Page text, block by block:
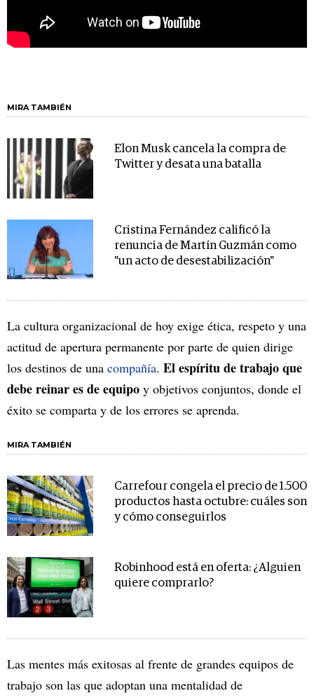
MIRA TAMBIÉN
Elon Musk cancela la compra de
Twitter y desata una batalla
Cristina Fernández calificó la
renuncia de Martín Guzmán como
"un acto de desestabilización"
La cultura organizacional de hoy exige ética, respeto y una
actitud de apertura permanente por parte de quien dirige
los destinos de una compañía. El espíritu de trabajo que
debe reinar es de equipo y objetivos conjuntos, donde el
éxito se comparta y de los errores se aprenda.
MIRA TAMBIÉN
Carrefour congela el precio de 1.500
productos hasta octubre: cuáles son
y cómo conseguirlos
Robinhood está en oferta: ¿Alguien
quiere comprarlo?
Las mentes más exitosas al frente de grandes equipos de
trabajo son las que adoptan una mentalidad de